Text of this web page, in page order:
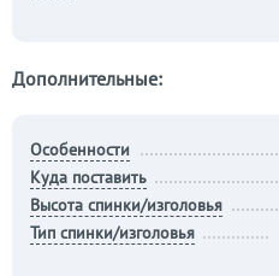
Дополнительные:
Особенности
Куда поставить
Высота спинки/изголовья
Тип спинки/изголовья